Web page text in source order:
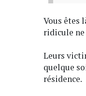
Vous êtes
ridicule ne
Leurs
quelque
résidence.